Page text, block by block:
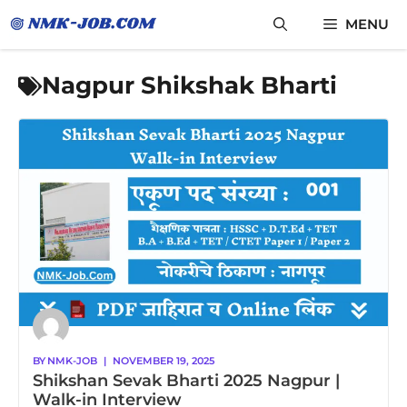
to
content
MENU
Nagpur Shikshak Bharti
BY NMK-JOB | NOVEMBER 19, 2025
Shikshan Sevak Bharti 2025 Nagpur |
Walk-in Interview